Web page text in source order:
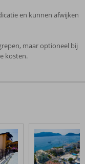
en kunnen afwijken
maar optioneel bij
kosten.